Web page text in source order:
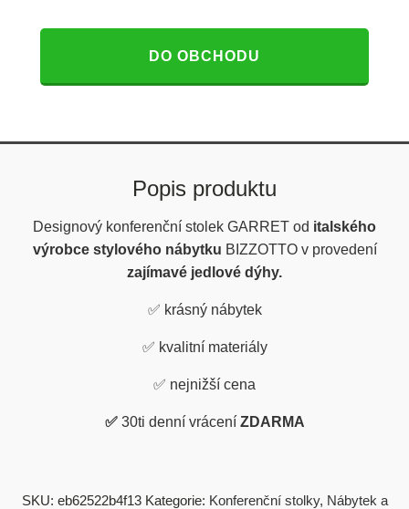
DO OBCHODU
Popis produktu
Designový konferenční stolek GARRET od italského
výrobce stylového nábytku BIZZOTTO v provedení
zajímavé jedlové dýhy.
✅ krásný nábytek
✅ kvalitní materiály
✅ nejnižší cena
✅ 30ti denní vrácení ZDARMA
SKU: eb62522b4f13 Kategorie: Konferenční stolky, Nábytek a